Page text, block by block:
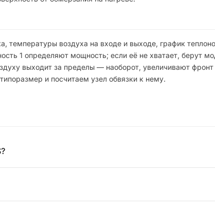
температуры воздуха на входе и выходе, график
1 определяют мощность; если её не хватает, берут
выходит за пределы — наоборот, увеличивают фронт
и посчитаем узел обвязки к нему.